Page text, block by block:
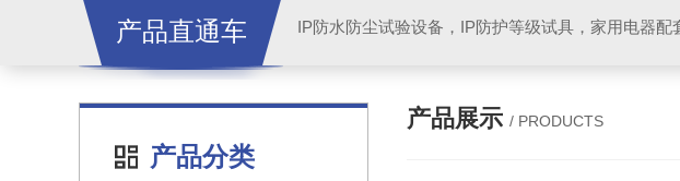
产品直通车
产品分类
产品展示 / PRODUCTS